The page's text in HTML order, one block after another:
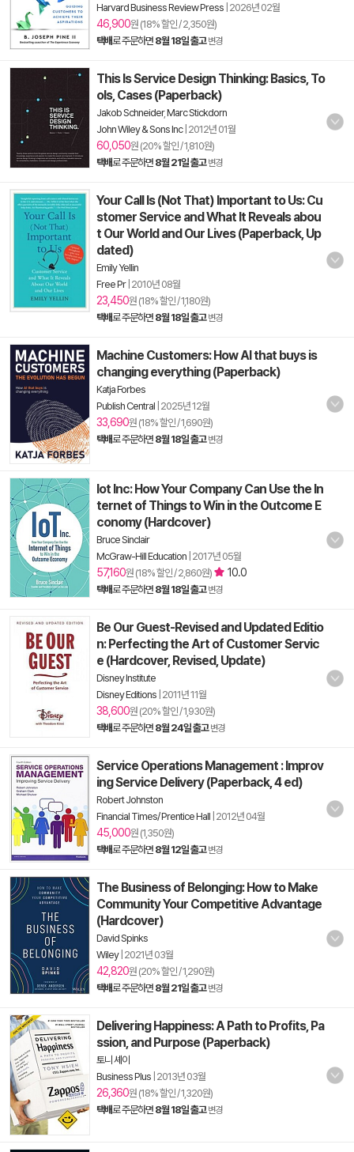
Harvard Business Review Press 2026년 02월
46,900원 (18% 할인 / 2,350원)
택배로 주문하면 8월 18일 출고 변경
This Is Service Design Thinking: Basics, To
ols, Cases (Paperback)
Jakob Schneider,Marc Stickdorn
John Wiley & Sons Inc| 2012년 01월
60,050원 (20% 할인 / 1,810원)
택배로 주문하면 8월 21일 출고 변경
Your Call Is (Not That) Important to Us: Cu
stomer Service and What It Reveals abou
t Our World and Our Lives (Paperback, Up
dated)
Emily Yellin
Free Pr 2010년 08월
23,450원 (18% 할인 / 1,180원)
택배로 주문하면 8월 18일 출고 변경
Machine Customers: How AI that buys is
changing everything (Paperback)
Katja Forbes
Publish Central 2025년 12월
33,690원 (18% 할인 / 1,690원)
택배로 주문하면 8월 18일 출고 변경
Iot Inc: How Your Company Can Use the In
ternet of Things to Win in the Outcome E
conomy (Hardcover)
Bruce Sinclair
McGraw-Hill Education 2017년 05월
57,160원 (18% 할인 / 2,860원) 10.0
택배로 주문하면 8월 18일 출고 변경
Be Our Guest-Revised and Updated Editio
n: Perfecting the Art of Customer Servic
e (Hardcover, Revised, Update)
Disney Institute
Disney Editions 2011년 11월
38,600원 (20% 할인 / 1,930원)
택배로 주문하면 8월 24일 출고 변경
Service Operations Management : Improv
ing Service Delivery (Paperback, 4 ed)
Robert Johnston
Financial Times/ Prentice Hall 2012년 04월
45,000원 (1,350원)
택배로 주문하면 8월 12일 출고 변경
The Business of Belonging: How to Make
Community Your Competitive Advantage
(Hardcover)
David Spinks
Wiley| 2021년 03월
42,820원 (20% 할인 / 1,290원)
택배로 주문하면 8월 21일 출고 변경
Delivering Happiness: A Path to Profits, Pa
ssion, and Purpose (Paperback)
토니 셰이
Business Plus 2013년 03월
26,360원 (18% 할인 / 1,320원)
택배로 주문하면 8월 18일 출고 변경